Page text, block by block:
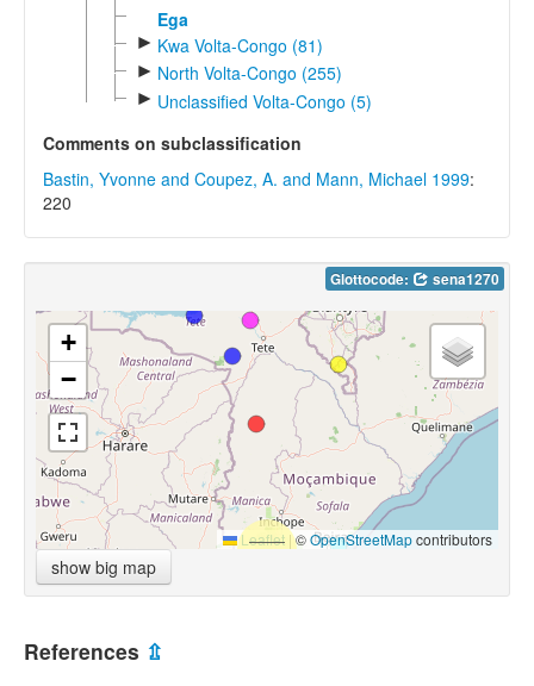
Ega
► Kwa Volta-Congo (81)
► North Volta-Congo (255)
► Unclassified Volta-Congo (5)
Comments on subclassification
Bastin, Yvonne and Coupez, A. and Mann, Michael 1999:
220
Glottocode: sena1270
+
−
Leaflet |©OpenStreetMapcontributors
show big map
References ⇫